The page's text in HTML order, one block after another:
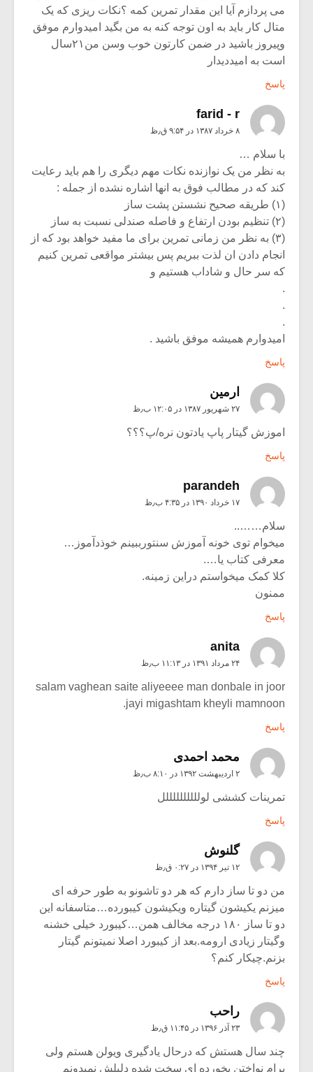
می پردازم آیا این مقدار تمرین کمه ؟نکات ریزی که یک
متال کار باید به اون توجه کنه به من بگید امیدوارم موفق
وپیروز باشید در ضمن کارتون خوب وسن من۲۱سال
است به امیددیدار
پاسخ
farid - r
۸ خرداد ۱۳۸۷ در ۹:۵۴ ق٫ظ
با سلام …
به نظر من یک نوازنده نکات مهم دیگری را هم باید رعایت
کند که در مطالب فوق به انها اشاره نشده از جمله :
(۱) طریقه صحیح نشستن پشت ساز
(۲) تنظیم بودن ارتفاع و فاصله صندلی نسبت به ساز
(۳) به نظر من زمانی تمرین برای ما مفید خواهد بود که از
انجام دادن ان لذت ببریم پس بیشتر مواقعی تمرین کنیم
که سر حال و شاداب هستیم و
.
.
.
امیدوارم همیشه موفق باشید .
پاسخ
ارمین
۲۷ شهریور ۱۳۸۷ در ۱۲:۰۵ ب٫ظ
اموزش گیتار پاپ یادتون نره/پ؟؟؟
پاسخ
parandeh
۱۷ خرداد ۱۳۹۰ در ۴:۳۵ ب٫ظ
سلام……..
میخوام توی خونه آموزش سنتورببینم خوذدآموز…
معرفی کتاب یا….
کلا کمک میخواستم دراین زمینه.
ممنون
پاسخ
anita
۲۴ مرداد ۱۳۹۱ در ۱۱:۱۳ ب٫ظ
salam vaghean saite aliyeeee man donbale in joor
jayi migashtam kheyli mamnoon.
پاسخ
محمد احمدی
۲ اردیبهشت ۱۳۹۲ در ۸:۱۰ ب٫ظ
تمرینات کششی لوللللللللللل
پاسخ
گلنوش
۱۲ تیر ۱۳۹۴ در ۰:۲۷ ق٫ظ
من دو تا ساز دارم که هر دو تاشونو به طور حرفه ای
میزنم یکیشون گیتاره ویکیشون کیبورده…متاسفانه این
دو تا ساز ۱۸۰ درجه مخالف همن…کیبورد خیلی خشنه
وگیتار زیادی ارومه.بعد از کیبورد اصلا نمیتونم گیتار
بزنم.چیکار کنم؟
پاسخ
راحب
۲۳ آذر ۱۳۹۶ در ۱۱:۴۵ ق٫ظ
چند سال هستش که درحال یادگیری ویولن هستم ولی
برام نواختن یخورده ای سخت شده دلیلش نمیدونم